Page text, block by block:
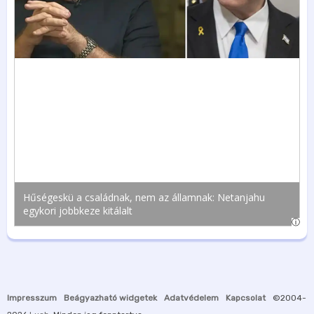
Impresszum Beágyazható widgetek Adatvédelem Kapcsolat
©2004-